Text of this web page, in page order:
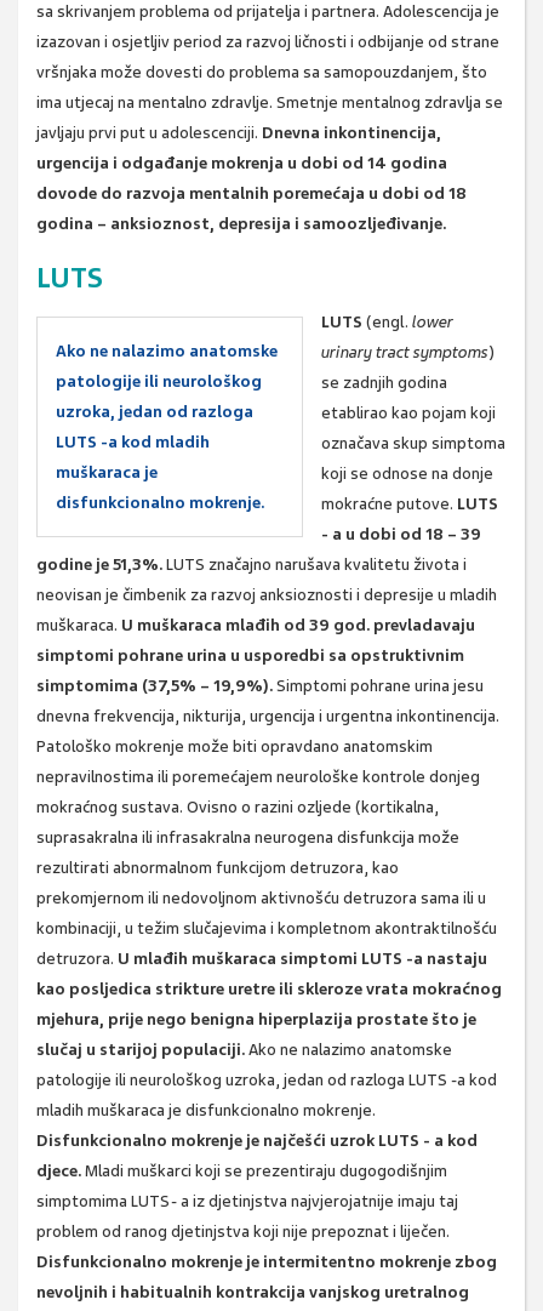
sa skrivanjem problema od prijatelja i partnera. Adolescencija je
izazovan i osjetljiv period za razvoj ličnosti i odbijanje od strane
vršnjaka može dovesti do problema sa samopouzdanjem, što
ima utjecaj na mentalno zdravlje. Smetnje mentalnog zdravlja se
javljaju prvi put u adolescenciji. Dnevna inkontinencija,
urgencija i odgađanje mokrenja u dobi od 14 godina
dovode do razvoja mentalnih poremećaja u dobi od 18
godina – anksioznost, depresija i samoozljeđivanje.
LUTS
Ako ne nalazimo anatomske
patologije ili neurološkog
uzroka, jedan od razloga
LUTS -a kod mladih
muškaraca je
disfunkcionalno mokrenje.
LUTS (engl. lower
urinary tract symptoms)
se zadnjih godina
etablirao kao pojam koji
označava skup simptoma
koji se odnose na donje
mokraćne putove. LUTS
- a u dobi od 18 – 39
godine je 51,3%.LUTS značajno narušava kvalitetu života i
neovisan je čimbenik za razvoj anksioznosti i depresije u mladih
muškaraca. U muškaraca mlađih od 39 god. prevladavaju
simptomi pohrane urina u usporedbi sa opstruktivnim
simptomima (37,5% – 19,9%).Simptomi pohrane urina jesu
dnevna frekvencija, nikturija, urgencija i urgentna inkontinencija.
Patološko mokrenje može biti opravdano anatomskim
nepravilnostima ili poremećajem neurološke kontrole donjeg
mokraćnog sustava. Ovisno o razini ozljede (kortikalna,
suprasakralna ili infrasakralna neurogena disfunkcija može
rezultirati abnormalnom funkcijom detruzora, kao
prekomjernom ili nedovoljnom aktivnošću detruzora sama ili u
kombinaciji, u težim slučajevima i kompletnom akontraktilnošću
detruzora. U mlađih muškaraca simptomi LUTS -a nastaju
kao posljedica strikture uretre ili skleroze vrata mokraćnog
mjehura, prije nego benigna hiperplazija prostate što je
slučaj u starijoj populaciji.Ako ne nalazimo anatomske
patologije ili neurološkog uzroka, jedan od razloga LUTS -a kod
mladih muškaraca je disfunkcionalno mokrenje.
Disfunkcionalno mokrenje je najčešći uzrok LUTS - a kod
djece.Mladi muškarci koji se prezentiraju dugogodišnjim
simptomima LUTS- a iz djetinjstva najvjerojatnije imaju taj
problem od ranog djetinjstva koji nije prepoznat i liječen.
Disfunkcionalno mokrenje je intermitentno mokrenje zbog
nevoljnih i habitualnih kontrakcija vanjskog uretralnog